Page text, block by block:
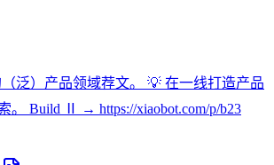
泛）产品领域荐文。 💡 在一线打造产品
。 Build Ⅱ → https://xiaobot.com/p/b23